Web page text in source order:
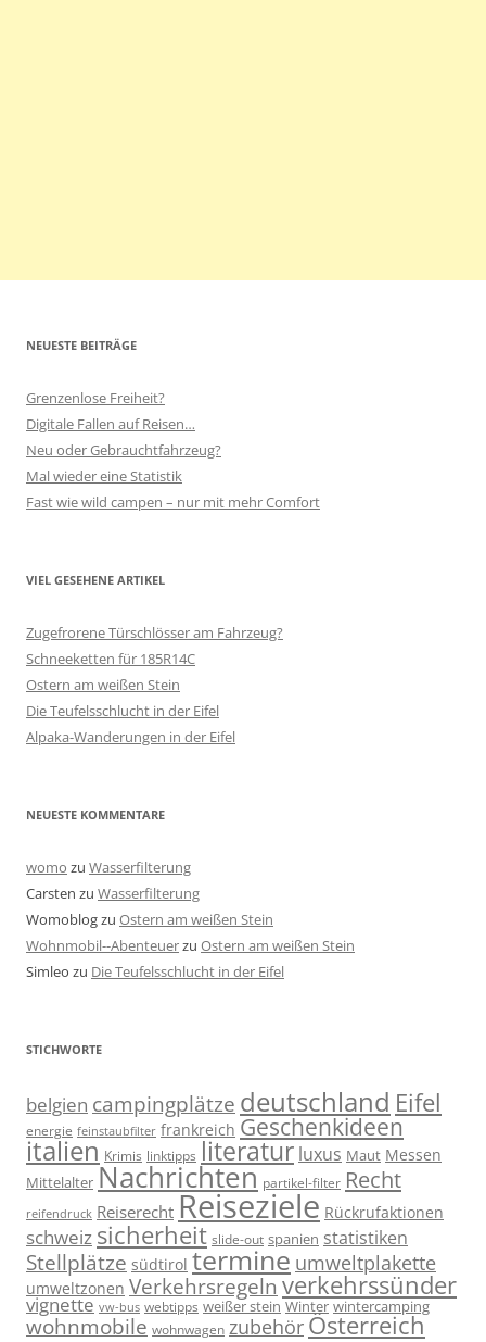
NEUESTE BEITRÄGE
Grenzenlose Freiheit?
Digitale Fallen auf Reisen…
Neu oder Gebrauchtfahrzeug?
Mal wieder eine Statistik
Fast wie wild campen – nur mit mehr Comfort
VIEL GESEHENE ARTIKEL
Zugefrorene Türschlösser am Fahrzeug?
Schneeketten für 185R14C
Ostern am weißen Stein
Die Teufelsschlucht in der Eifel
Alpaka-Wanderungen in der Eifel
NEUESTE KOMMENTARE
womo zu Wasserfilterung
Carsten zu Wasserfilterung
Womoblogzu Ostern am weißen Stein
Wohnmobil--Abenteuerzu Ostern am weißen Stein
Simleo zu Die Teufelsschlucht in der Eifel
STICHWORTE
belgien campingplätze deutschland Eifel
energie feinstaubfilter frankreich Geschenkideen
italien Krimis linktipps literatur luxus Maut Messen
Mittelalter Nachrichten partikel-filter Recht
reifendruck Reiserecht Reiseziele Rückrufaktionen
schweiz sicherheit slide-out spanien statistiken
Stellplätze südtirol termine umweltplakette
umweltzonen Verkehrsregeln verkehrssünder
vignette vw-bus webtipps weißer stein Winter wintercamping
wohnmobile wohnwagen zubehör Österreich